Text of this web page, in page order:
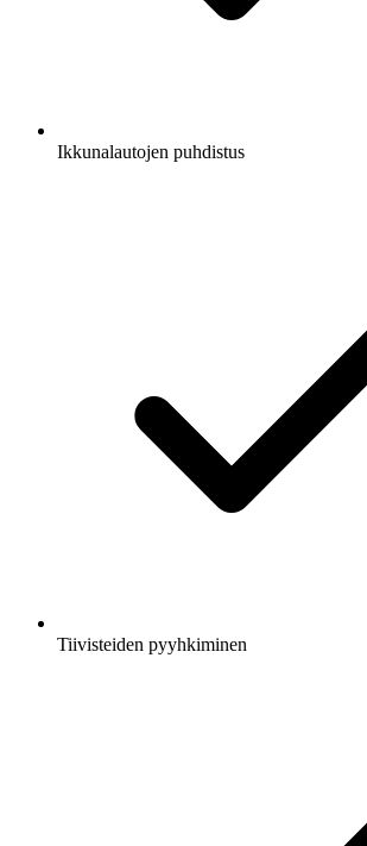
Ikkunalautojen puhdistus
Tiivisteiden pyyhkiminen